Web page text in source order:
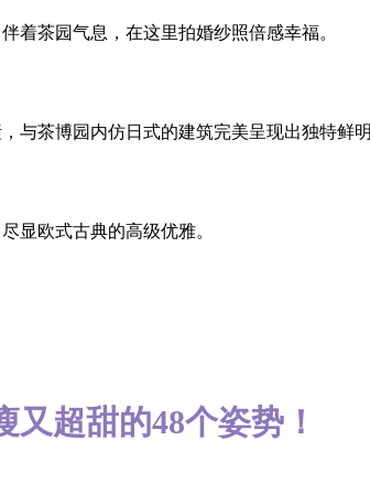
着茶园气息，在这里拍婚纱照倍感幸福。
与茶博园内仿日式的建筑完美呈现出独特鲜明
显欧式古典的高级优雅。
又超甜的48个姿势！